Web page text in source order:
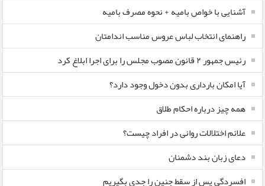
آشنایی با خواص بامیه + نحوه مصرف بامیه
راهنمای انتخاب لباس عروس مناسب اندامتان
رئیس جمهور ۲ قانون مصوب مجلس را برای اجرا ابلاغ کرد
آیا امکان بارداری بدون دخول وجود دارد؟
همه چیز درباره احکام طلاق
علائم اختلالات روانی در افراد چیست؟
دعای زبان بند دشمنان
افسردگی پس از سقط جنین را جدی بگیریم